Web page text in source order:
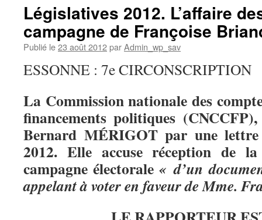
Législatives 2012. L’affaire
campagne de Françoise
Publié le23 août 2012parAdmin_wp_sav
ESSONNE : 7e CIRCONSCRIPTION
La Commission nationale des
financements politiques
Bernard MÉRIGOT par une
2012. Elle accuse réception de
campagne électorale«d’un
appelant à voter en faveur de Mme.